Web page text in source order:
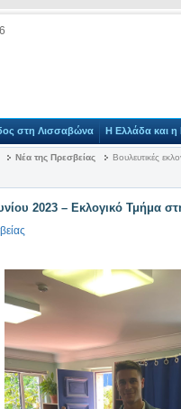
στη Λισσαβώνα Η Ελλάδα και η
Νέα της Πρεσβείας
Βουλευτικές
2023 – Εκλογικό Τμήμα